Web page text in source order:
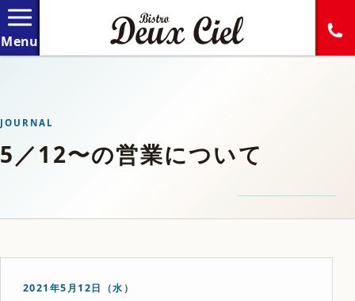
JOURNAL
5／12〜の営業について
2021年5月12日（水）